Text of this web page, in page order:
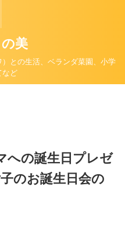
美
との生活、ベランダ菜園、小学
など
への誕生日プレゼ
のお誕生日会の